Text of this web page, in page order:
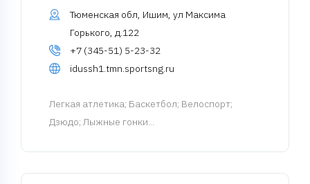
Тюменская обл, Ишим, ул Максима
Горького, д.122
+7 (345-51) 5-23-32
idussh1.tmn.sportsng.ru
Легкая атлетика; Баскетбол; Велоспорт;
Дзюдо; Лыжные гонки...